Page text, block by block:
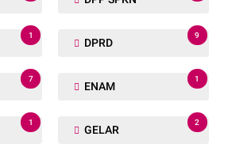
1
DPRD
9
7
ENAM
1
1
GELAR
2